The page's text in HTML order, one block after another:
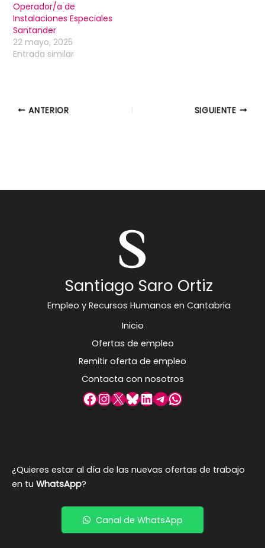
Operador/a de
Instalaciones Especiales
Santander
22 mayo, 2025
Entrada similar
ANTERIOR SIGUIENTE
Santiago Saro Ortiz
Empleo y Recursos Humanos en Cantabria
Inicio
Ofertas de empleo
Remitir oferta de empleo
Contacta con nosotros
Facebook
Instagram
X Bluesky
LinkedIn
Telegram
WhatsApp
¿Quieres estar al día de las nuevas ofertas de trabajo
en tu WhatsApp?
Canal de WhatsApp